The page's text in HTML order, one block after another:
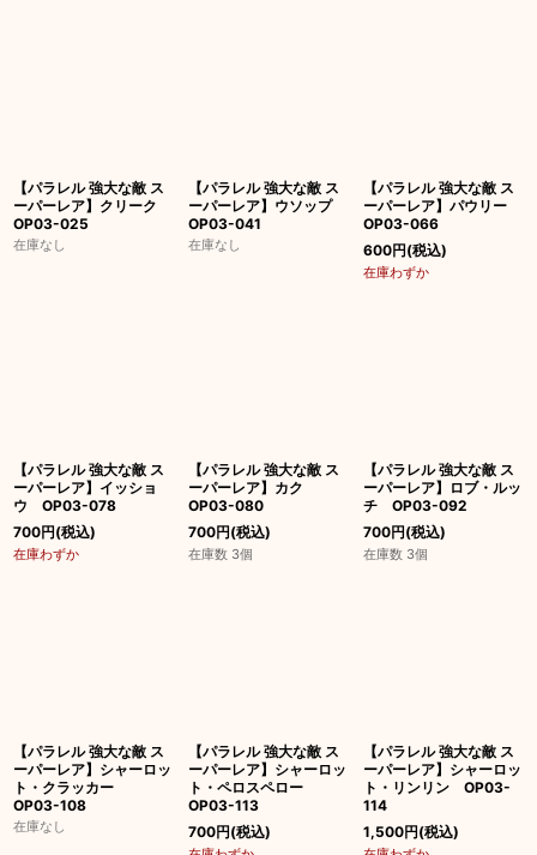
【パラレル 強大な敵 ス
ーパーレア】クリーク
OP03-025
在庫なし
【パラレル 強大な敵 ス
ーパーレア】ウソップ
OP03-041
在庫なし
【パラレル 強大な敵 ス
ーパーレア】パウリー
OP03-066
600円(税込)
在庫わずか
【パラレル 強大な敵 ス
ーパーレア】イッショ
ウ OP03-078
700円(税込)
在庫わずか
【パラレル 強大な敵 ス
ーパーレア】カク
OP03-080
700円(税込)
在庫数 3個
【パラレル 強大な敵 ス
ーパーレア】ロブ・ルッ
チ OP03-092
700円(税込)
在庫数 3個
【パラレル 強大な敵 ス
ーパーレア】シャーロッ
ト・クラッカー
OP03-108
在庫なし
【パラレル 強大な敵 ス
ーパーレア】シャーロッ
ト・ペロスペロー
OP03-113
700円(税込)
【パラレル 強大な敵 ス
ーパーレア】シャーロッ
ト・リンリン OP03-
114
1,500円(税込)